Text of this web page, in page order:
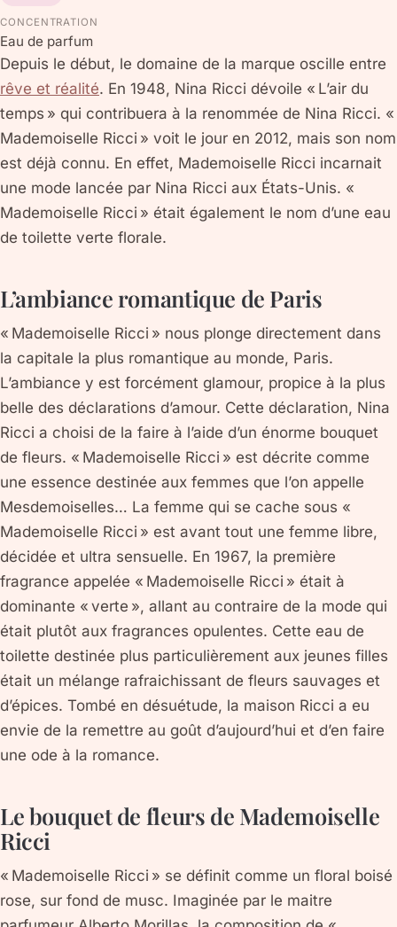
CONCENTRATION
Eau de parfum
Depuis le début, le domaine de la marque oscille entre
rêve et réalité. En 1948, Nina Ricci dévoile « L’air du
temps » qui contribuera à la renommée de Nina Ricci. «
Mademoiselle Ricci » voit le jour en 2012, mais son nom
est déjà connu. En effet, Mademoiselle Ricci incarnait
une mode lancée par Nina Ricci aux États-Unis. «
Mademoiselle Ricci » était également le nom d’une eau
de toilette verte florale.
L’ambiance romantique de Paris
« Mademoiselle Ricci » nous plonge directement dans
la capitale la plus romantique au monde, Paris.
L’ambiance y est forcément glamour, propice à la plus
belle des déclarations d’amour. Cette déclaration, Nina
Ricci a choisi de la faire à l’aide d’un énorme bouquet
de fleurs. « Mademoiselle Ricci » est décrite comme
une essence destinée aux femmes que l’on appelle
Mesdemoiselles… La femme qui se cache sous «
Mademoiselle Ricci » est avant tout une femme libre,
décidée et ultra sensuelle. En 1967, la première
fragrance appelée « Mademoiselle Ricci » était à
dominante « verte », allant au contraire de la mode qui
était plutôt aux fragrances opulentes. Cette eau de
toilette destinée plus particulièrement aux jeunes filles
était un mélange rafraichissant de fleurs sauvages et
d’épices. Tombé en désuétude, la maison Ricci a eu
envie de la remettre au goût d’aujourd’hui et d’en faire
une ode à la romance.
Le bouquet de fleurs de Mademoiselle
Ricci
« Mademoiselle Ricci » se définit comme un floral boisé
rose, sur fond de musc. Imaginée par le maitre